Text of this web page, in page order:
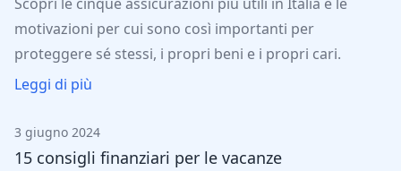
motivazioni per cui sono così importanti per
proteggere sé stessi, i propri beni e i propri cari.
Leggi di più
3 giugno 2024
15 consigli finanziari per le vacanze